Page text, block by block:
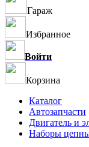
Гараж
Избранное
Войти
Корзина
Каталог
Автозапчасти
Двигатель и
Наборы